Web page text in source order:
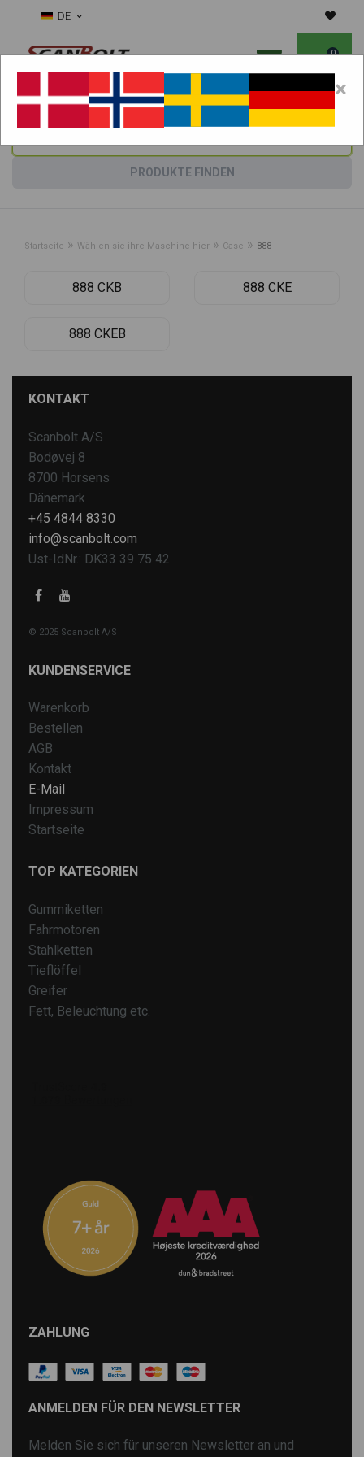
DE
0
Benötigen Sie Hilfe bei Verschleißteilen?Maschine wählen:
PRODUKTE FINDEN
Startseite » Wählen sie ihre Maschine hier » Case » 888
888 CKB 888 CKE
888 CKEB
KONTAKT
Scanbolt A/S
Bodøvej 8
8700 Horsens
Dänemark
+45 4844 8330
info@scanbolt.com
Ust-IdNr.: DK33 39 75 42
© 2025 Scanbolt A/S
KUNDENSERVICE
Warenkorb
Bestellen
AGB
Kontakt
E-Mail
Impressum
Startseite
TOP KATEGORIEN
Gummiketten
Fahrmotoren
Stahlketten
Tieflöffel
Greifer
Fett, Beleuchtung etc.
ZAHLUNG
ANMELDEN FÜR DEN NEWSLETTER
Melden Sie sich für unseren Newsletter an und
×